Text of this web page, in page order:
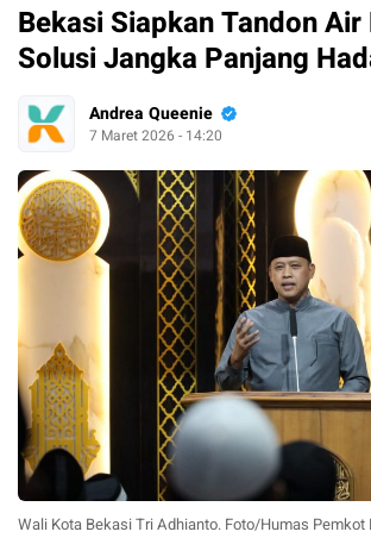
Bekasi Siapkan Tandon Air
Solusi Jangka Panjang
Andrea Queenie
7 Maret 2026 - 14:20
Wali Kota Bekasi Tri Adhianto. Foto/Humas Pemkot